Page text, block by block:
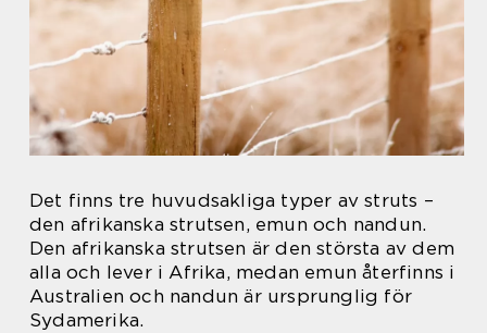
Det finns tre huvudsakliga typer av struts –
den afrikanska strutsen, emun och nandun.
Den afrikanska strutsen är den största av dem
alla och lever i Afrika, medan emun återfinns i
Australien och nandun är ursprunglig för
Sydamerika.